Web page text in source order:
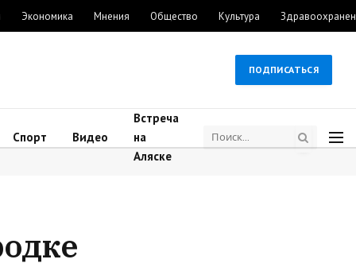
Экономика Мнения Общество Культура
ПОДПИСАТЬСЯ
Спорт Видео
Встреча
на
Аляске